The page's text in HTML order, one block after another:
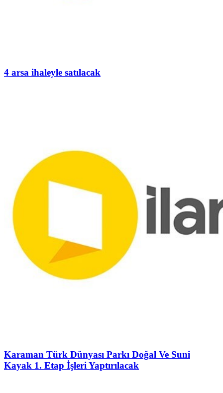
4 arsa ihaleyle satılacak
Karaman Türk Dünyası Parkı Doğal Ve Suni
Kayak 1. Etap İşleri Yaptırılacak